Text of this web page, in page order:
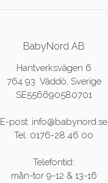
BabyNord AB
Hantverksvägen 6
764 93 Väddö, Sverige
SE556690580701
E-post: info@babynord.se
Tel: 0176-28 46 00
Telefontid:
mån-tor 9-12 & 13-16